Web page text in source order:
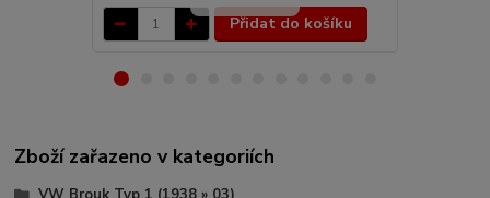
Přidat do košíku
Zboží zařazeno v kategoriích